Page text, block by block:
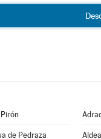
de Pedraza